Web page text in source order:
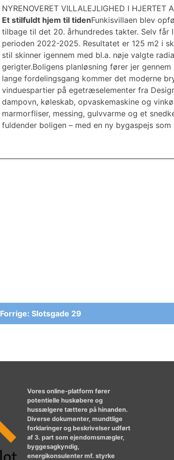
NYRENOVERET VILLALEJLIGHED I HJERTET
Et stilfuldt hjem til tidenFunkisvillaen blev
tilbage til det 20. århundredes takter. Selv
perioden 2022-2025. Resultatet er 125 m2 i
stil skinner igennem med bl.a. nøje valgte
gerigter.Boligens planløsning fører jer
lange fordelingsgang kommer det moderne
vinduespartier på egetræselementer fra
dampovn, køleskab, opvaskemaskine og
marmorfliser, messing, gulvvarme og et
fuldender boligen – med en ny bygaspejs som
Indlægsnavigation
Forrige: Slotsgade 29
Vores online-platform fører
potentielle huskøbere og
hussælgere tættere på hinanden.
Diverse dokumenter, mundtlige
forklaringer og beskrivelser udført
af 3. part som ejendomsmægler,
byggesagkyndig,
energikonsulenter mf. styrke